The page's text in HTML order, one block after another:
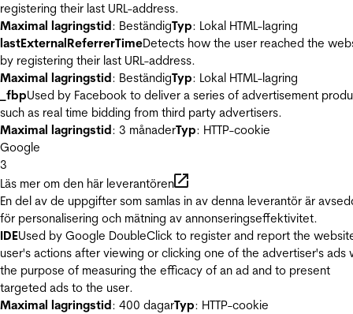
registering their last URL-address.
Maximal lagringstid: BeständigTyp: Lokal HTML-lagring
lastExternalReferrerTimeDetects how the user reached the
by registering their last URL-address.
Maximal lagringstid: BeständigTyp: Lokal HTML-lagring
_fbpUsed by Facebook to deliver a series of advertisement
such as real time bidding from third party advertisers.
Maximal lagringstid: 3 månaderTyp: HTTP-cookie
Google
3
Läs mer om den här leverantören
En del av de uppgifter som samlas in av denna leverantör är
för personalisering och mätning av annonseringseffektivitet.
IDEUsed by Google DoubleClick to register and report the
user's actions after viewing or clicking one of the advertiser's ads
the purpose of measuring the efficacy of an ad and to present
targeted ads to the user.
Maximal lagringstid: 400 dagarTyp: HTTP-cookie